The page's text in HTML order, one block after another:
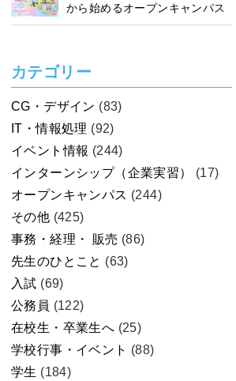
から始めるオープンキャンパス
カテゴリー
CG・デザイン (83)
IT・情報処理 (92)
イベント情報 (244)
インターンシップ（企業実習）
(17)
オープンキャンパス (244)
その他 (425)
事務・経理・ 販売 (86)
先生のひとこと (63)
入試 (69)
公務員 (122)
在校生・卒業生へ (25)
学校行事・イベント (88)
学生 (184)